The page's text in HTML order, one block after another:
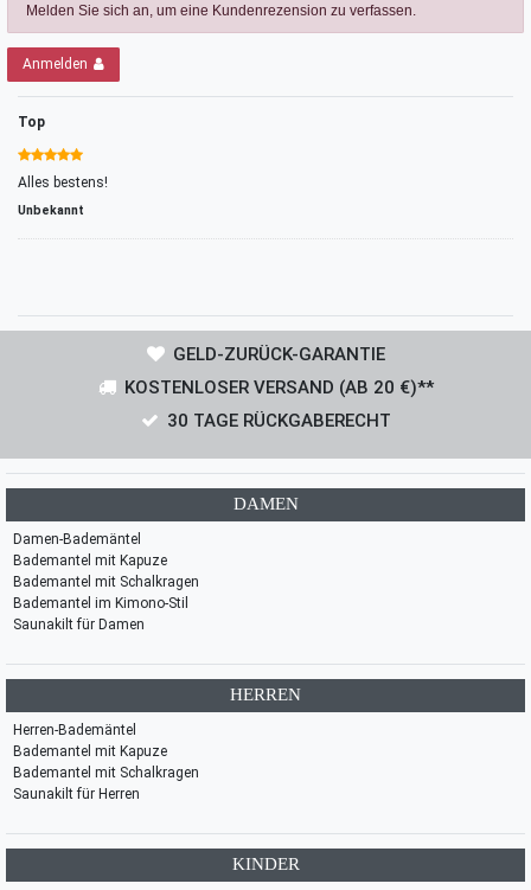
Melden Sie sich an, um eine Kundenrezension zu verfassen.
Anmelden
Top
Alles bestens!
Unbekannt
GELD-ZURÜCK-GARANTIE
KOSTENLOSER VERSAND (AB 20 €)**
30 TAGE RÜCKGABERECHT
DAMEN
Damen-Bademäntel
Bademantel mit Kapuze
Bademantel mit Schalkragen
Bademantel im Kimono-Stil
Saunakilt für Damen
HERREN
Herren-Bademäntel
Bademantel mit Kapuze
Bademantel mit Schalkragen
Saunakilt für Herren
KINDER